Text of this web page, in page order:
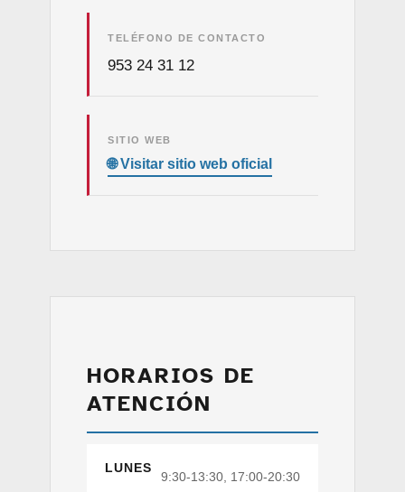
TELÉFONO DE CONTACTO
953 24 31 12
SITIO WEB
HORARIOS DE
ATENCIÓN
LUNES
9:30-13:30, 17:00-20:30